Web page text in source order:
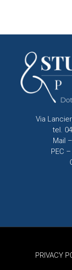
Via
tel.
Mail –
PEC –
PRIVACY